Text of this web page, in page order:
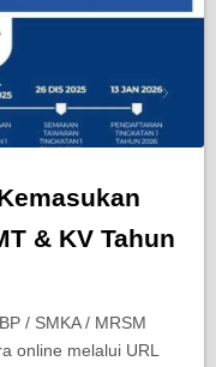
& KV Tahun
/ SMKA / MRSM
online melalui URL